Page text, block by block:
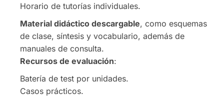
Horario de tutorías individuales.
Material didáctico descargable, como esquemas
de clase, síntesis y vocabulario, además de
manuales de consulta.
Recursos de evaluación:
Batería de test por unidades.
Casos prácticos.